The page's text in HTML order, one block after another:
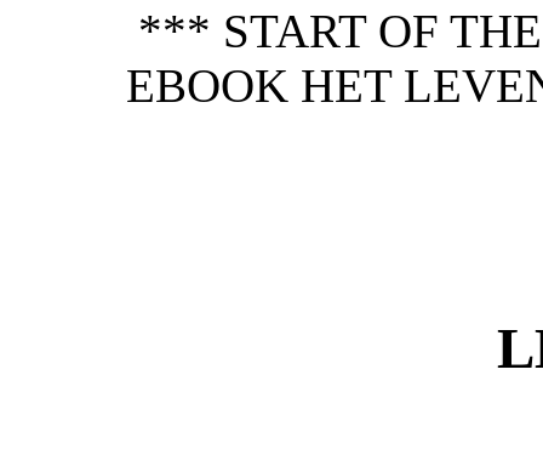
*** START OF
EBOOK HET